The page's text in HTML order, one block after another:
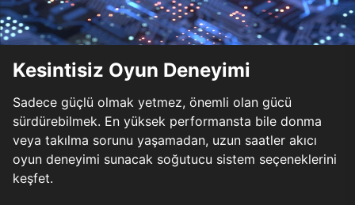
Kesintisiz Oyun Deneyimi
Sadece güçlü olmak yetmez, önemli olan gücü
sürdürebilmek. En yüksek performansta bile donma
veya takılma sorunu yaşamadan, uzun saatler akıcı
oyun deneyimi sunacak soğutucu sistem seçeneklerini
keşfet.